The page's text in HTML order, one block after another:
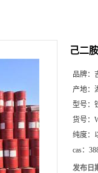
己二
品牌：
产地：
型号：
货号：
纯度：
cas：
发布日